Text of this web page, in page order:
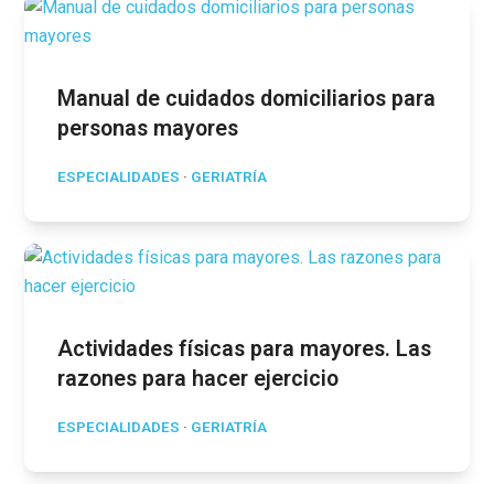
Manual de cuidados domiciliarios para
personas mayores
ESPECIALIDADES · GERIATRÍA
Actividades físicas para mayores. Las
razones para hacer ejercicio
ESPECIALIDADES · GERIATRÍA